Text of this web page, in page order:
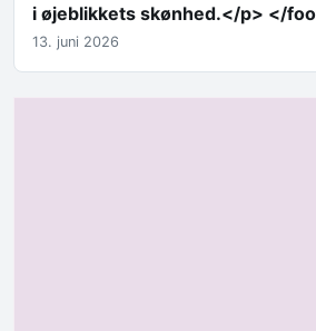
i øjeblikkets skønhed.</p> </
13. juni 2026